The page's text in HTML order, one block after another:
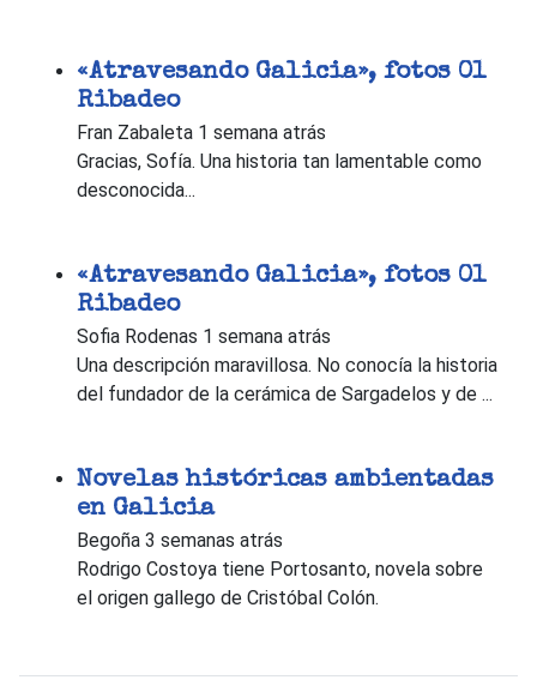
«Atravesando Galicia», fotos 01
Ribadeo
Fran Zabaleta 1 semana atrás
Gracias, Sofía. Una historia tan lamentable como
desconocida...
«Atravesando Galicia», fotos 01
Ribadeo
Sofia Rodenas 1 semana atrás
Una descripción maravillosa. No conocía la historia
del fundador de la cerámica de Sargadelos y de ...
Novelas históricas ambientadas
en Galicia
Begoña 3 semanas atrás
Rodrigo Costoya tiene Portosanto, novela sobre
el origen gallego de Cristóbal Colón.